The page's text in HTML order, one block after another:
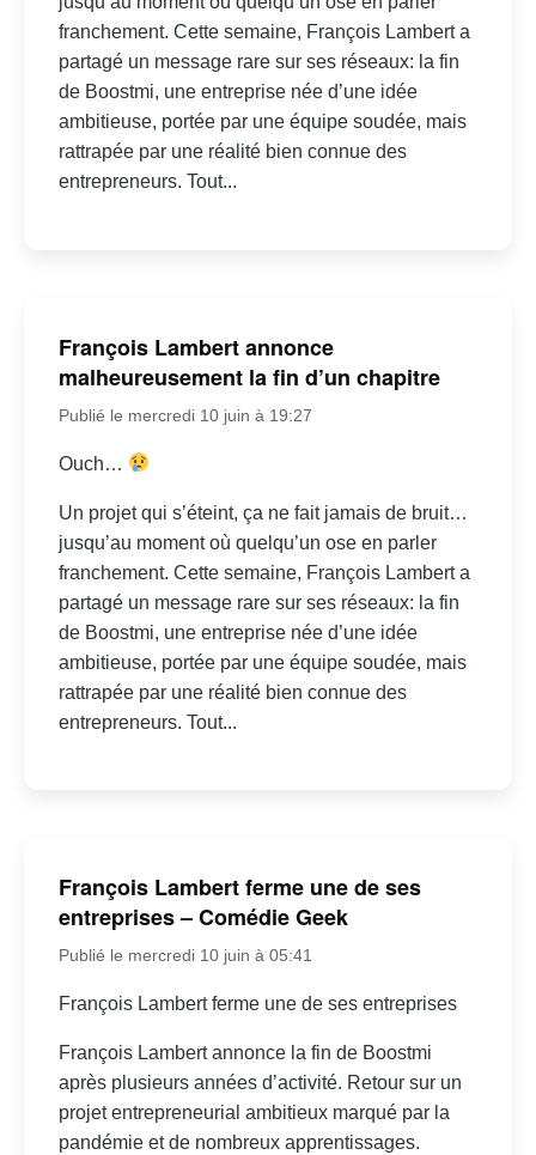
franchement. Cette semaine, François Lambert a
partagé un message rare sur ses réseaux: la fin
de Boostmi, une entreprise née d’une idée
ambitieuse, portée par une équipe soudée, mais
rattrapée par une réalité bien connue des
entrepreneurs. Tout...
François Lambert annonce
malheureusement la fin d’un chapitre
Publié le mercredi 10 juin à 19:27
Ouch…
Un projet qui s’éteint, ça ne fait jamais de bruit…
jusqu’au moment où quelqu’un ose en parler
franchement. Cette semaine, François Lambert a
partagé un message rare sur ses réseaux: la fin
de Boostmi, une entreprise née d’une idée
ambitieuse, portée par une équipe soudée, mais
rattrapée par une réalité bien connue des
entrepreneurs. Tout...
François Lambert ferme une de ses
entreprises – Comédie Geek
Publié le mercredi 10 juin à 05:41
François Lambert ferme une de ses entreprises
François Lambert annonce la fin de Boostmi
après plusieurs années d’activité. Retour sur un
projet entrepreneurial ambitieux marqué par la
pandémie et de nombreux apprentissages.